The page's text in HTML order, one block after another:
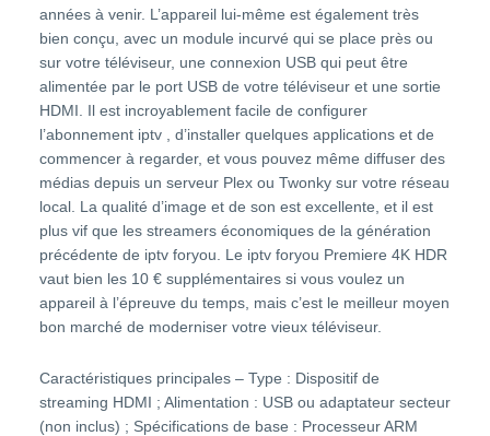
années à venir. L’appareil lui-même est également très
bien conçu, avec un module incurvé qui se place près ou
sur votre téléviseur, une connexion USB qui peut être
alimentée par le port USB de votre téléviseur et une sortie
HDMI. Il est incroyablement facile de configurer
l’abonnement iptv, d’installer quelques applications et de
commencer à regarder, et vous pouvez même diffuser des
médias depuis un serveur Plex ou Twonky sur votre réseau
local. La qualité d’image et de son est excellente, et il est
plus vif que les streamers économiques de la génération
précédente de iptv foryou. Le iptv foryou Premiere 4K HDR
vaut bien les 10 € supplémentaires si vous voulez un
appareil à l’épreuve du temps, mais c’est le meilleur moyen
bon marché de moderniser votre vieux téléviseur.
Caractéristiques principales – Type : Dispositif de
streaming HDMI ; Alimentation : USB ou adaptateur secteur
(non inclus) ; Spécifications de base : Processeur ARM